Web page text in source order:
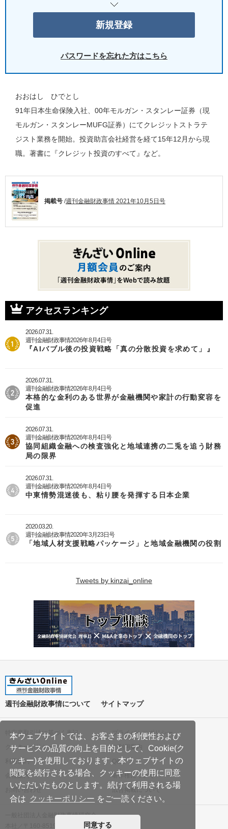
本ウェブサイトでは、お客さまの利便性および
サービスの品質の向上を目的として、Cookie(ク
ッキー)を使用しております。本ウェブサイトの
閲覧を続行される場合、クッキーの使用に同意
いただいたものとします。続けて利用される場
合は クッキーポリシー をご一読ください。
同意する
パスワードを忘れた方はこちら
おおはし ひでとし
91年日本生命保険入社、00年モルガン・スタンレー証券（現
モルガン・スタンレーMUFG証券）にてクレジットストラテ
ジスト業務を開始。投資助言会社経営を経て15年12月から現
職。著書に『クレジット投資のすべて』など。
掲載号 /週刊金融財政事情 2021年10月5日号
アクセスランキング
2026.07.31.
週刊金融財政事情2026年8月4日号
『AIバブル後の投資戦略「真の分散投資を求めて」』
2026.07.31.
週刊金融財政事情2026年8月4日号
本格的な金利のある世界が金融機関や家計の行動変容を
促進
2026.07.31.
週刊金融財政事情2026年8月4日号
協同組織金融への検査強化と地域連携の二兎を追う財務
局の限界
2026.07.31.
週刊金融財政事情2026年8月4日号
中東情勢混迷後も、粘り腰を発揮する日本企業
2020.03.20.
週刊金融財政事情2020年3月23日号
「地域人材支援戦略パッケージ」と地域金融機関の役割
Tweets by kinzai_online
週刊金融財政事情について サイトマップ
特定商取引法に基づく表記
プライバシーポリシー
クッキーポリシー
ご利用案内
利用規約
Q&A
会社案内
著作権について
お問い合わせ
広告掲載について
一般社団法人金融財政事情研究会
本社／〒160-8519 東京都新宿区南元町19